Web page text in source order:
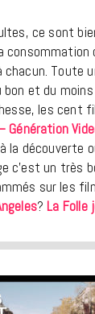
ce sont
Toute
et du moins
les cent
Génération
la découverte
c’est un très
sur les
? La Folle